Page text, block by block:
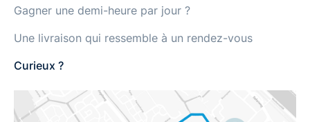
Gagner une demi-heure par jour ?
Une livraison qui ressemble à un rendez-vous
Curieux ?